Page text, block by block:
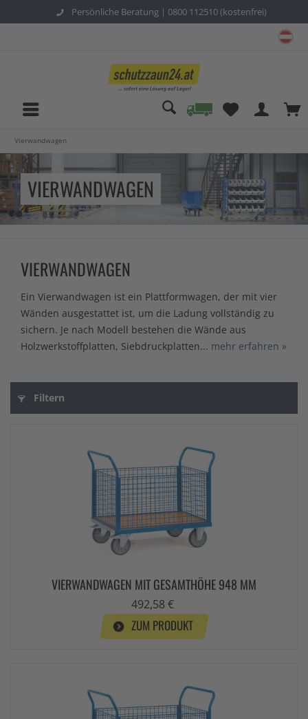
Persönliche Beratung | 0800 112510 (kostenfrei)
Vierwandwagen
VIERWANDWAGEN
VIERWANDWAGEN
Ein Vierwandwagen ist ein Plattformwagen, der mit vier
Wänden ausgestattet ist, um die Ladung vollständig zu
sichern. Je nach Modell bestehen die Wände aus
Holzwerkstoffplatten, Siebdruckplatten... mehr erfahren »
Filtern
VIERWANDWAGEN MIT GESAMTHÖHE 948 MM
492,58 €
ZUM PRODUKT